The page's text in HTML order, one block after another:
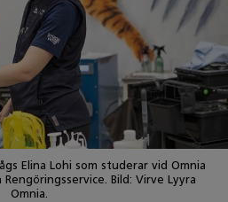
Elina Lohi som studerar vid Omnia
Bild: Virve Lyyra
Omnia.